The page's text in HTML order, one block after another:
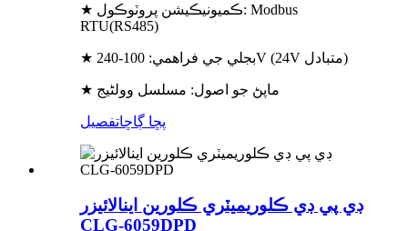
★ ڪميونيڪيشن پروٽوڪول: Modbus
RTU(RS485)
★ بجلي جي فراهمي: 100-240V (24V متبادل)
★ ماپڻ جو اصول: مسلسل وولٹیج
پڇا ڳاڇاتفصيل
ڊي پي ڊي ڪلوريميٽري ڪلورين اينالائيزر
CLG-6059DPD